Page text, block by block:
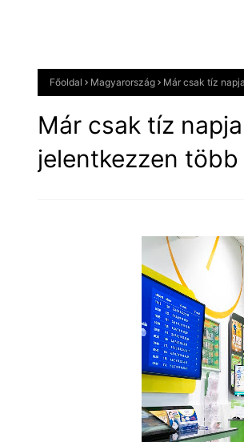
Főoldal Magyarország Már csak tíz
Már csak tíz
jelentkezzen